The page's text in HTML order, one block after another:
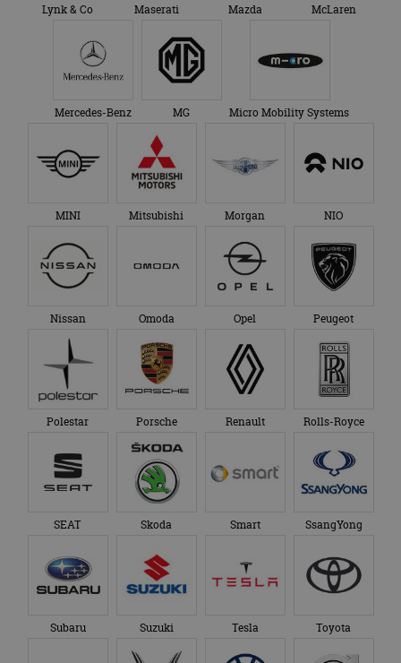
Lynk & Co Maserati Mazda McLaren
Mercedes-Benz MG Micro Mobility Systems
MINI Mitsubishi Morgan NIO
Nissan Omoda Opel Peugeot
Polestar Porsche Renault Rolls-Royce
SEAT Skoda Smart SsangYong
Subaru Suzuki Tesla Toyota